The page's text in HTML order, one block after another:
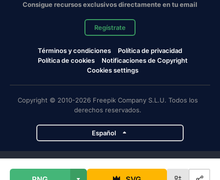
Consigue recursos exclusivos directamente en tu email
Regístrate
Términos y condiciones
Política de privacidad
Política de cookies
Notificaciones de Copyright
Cookies settings
Copyright © 2010-2026 Freepik Company S.L.U. Todos los
derechos reservados.
Español